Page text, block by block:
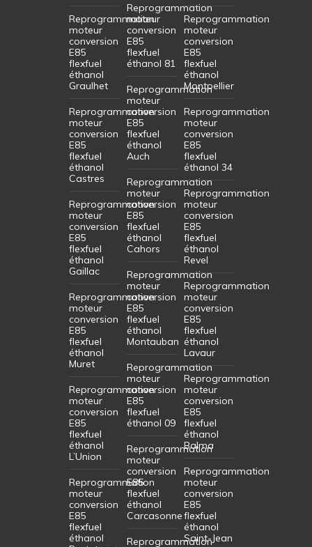
Reprogrammation
moteur
conversion
E85
flexfuel
éthanol
Graulhet
Reprogrammation
moteur
conversion
E85
flexfuel
éthanol
Castres
Reprogrammation
moteur
conversion
E85
flexfuel
éthanol
Gaillac
Reprogrammation
moteur
conversion
E85
flexfuel
éthanol
Muret
Reprogrammation
moteur
conversion
E85
flexfuel
éthanol
L’Union
Reprogrammation
moteur
conversion
E85
flexfuel
éthanol
Reprogrammation
moteur
conversion
E85
flexfuel
éthanol 81
Reprogrammation
moteur
conversion
E85
flexfuel
éthanol
Auch
Reprogrammation
moteur
conversion
E85
flexfuel
éthanol
Cahors
Reprogrammation
moteur
conversion
E85
flexfuel
éthanol
Montauban
Reprogrammation
moteur
conversion
E85
flexfuel
éthanol 09
Reprogrammation
moteur
conversion
E85
flexfuel
éthanol
Carcasonne
Reprogrammation
Reprogrammation
moteur
conversion
E85
flexfuel
éthanol
Montpellier
Reprogrammation
moteur
conversion
E85
flexfuel
éthanol 34
Reprogrammation
moteur
conversion
E85
flexfuel
éthanol
Revel
Reprogrammation
moteur
conversion
E85
flexfuel
éthanol
Lavaur
Reprogrammation
moteur
conversion
E85
flexfuel
éthanol
Balma
Reprogrammation
moteur
conversion
E85
flexfuel
éthanol
Saint-Jean